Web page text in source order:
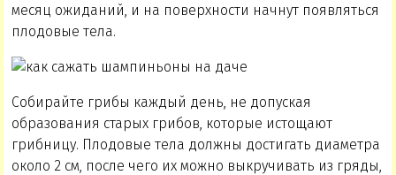
месяц ожиданий, и на поверхности начнут появляться
плодовые тела.
Собирайте грибы каждый день, не допуская
образования старых грибов, которые истощают
грибницу. Плодовые тела должны достигать диаметра
около 2 см, после чего их можно выкручивать из гряды,